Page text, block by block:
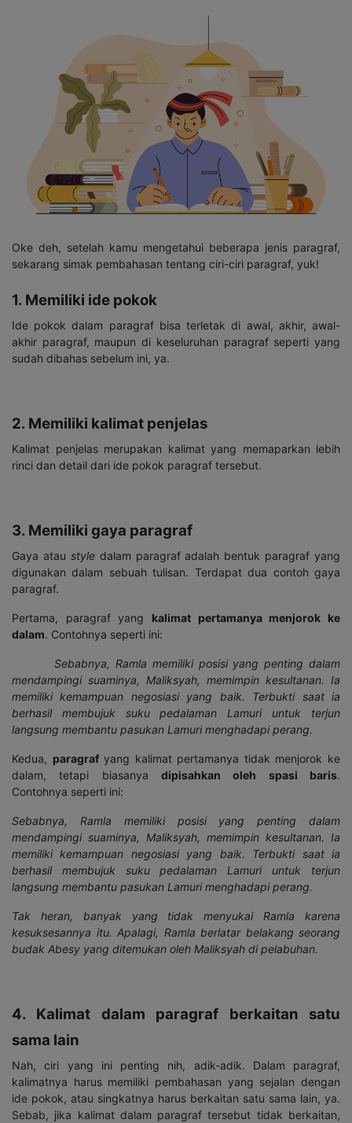
Oke deh, setelah kamu mengetahui beberapa jenis paragraf,
sekarang simak pembahasan tentang ciri-ciri paragraf, yuk!
1. Memiliki ide pokok
Ide pokok dalam paragraf bisa terletak di awal, akhir, awal-
akhir paragraf, maupun di keseluruhan paragraf seperti yang
sudah dibahas sebelum ini, ya.
2. Memiliki kalimat penjelas
Kalimat penjelas merupakan kalimat yang memaparkan lebih
rinci dan detail dari ide pokok paragraf tersebut.
3. Memiliki gaya paragraf
Gaya atau style dalam paragraf adalah bentuk paragraf yang
digunakan dalam sebuah tulisan. Terdapat dua contoh gaya
paragraf.
Pertama, paragraf yang kalimat pertamanya menjorok ke
dalam. Contohnya seperti ini:
Sebabnya, Ramla memiliki posisi yang penting dalam
mendampingi suaminya, Maliksyah, memimpin kesultanan. Ia
memiliki kemampuan negosiasi yang baik. Terbukti saat ia
berhasil membujuk suku pedalaman Lamuri untuk terjun
langsung membantu pasukan Lamuri menghadapi perang.
Kedua, paragraf yang kalimat pertamanya tidak menjorok ke
dalam, tetapi biasanya dipisahkan oleh spasi baris.
Contohnya seperti ini:
Sebabnya, Ramla memiliki posisi yang penting dalam
mendampingi suaminya, Maliksyah, memimpin kesultanan. Ia
memiliki kemampuan negosiasi yang baik. Terbukti saat ia
berhasil membujuk suku pedalaman Lamuri untuk terjun
langsung membantu pasukan Lamuri menghadapi perang.
Tak heran, banyak yang tidak menyukai Ramla karena
kesuksesannya itu. Apalagi, Ramla berlatar belakang seorang
budak Abesy yang ditemukan oleh Maliksyah di pelabuhan.
4. Kalimat dalam paragraf berkaitan satu
sama lain
Nah, ciri yang ini penting nih, adik-adik. Dalam paragraf,
kalimatnya harus memiliki pembahasan yang sejalan dengan
ide pokok, atau singkatnya harus berkaitan satu sama lain, ya.
Sebab, jika kalimat dalam paragraf tersebut tidak berkaitan,